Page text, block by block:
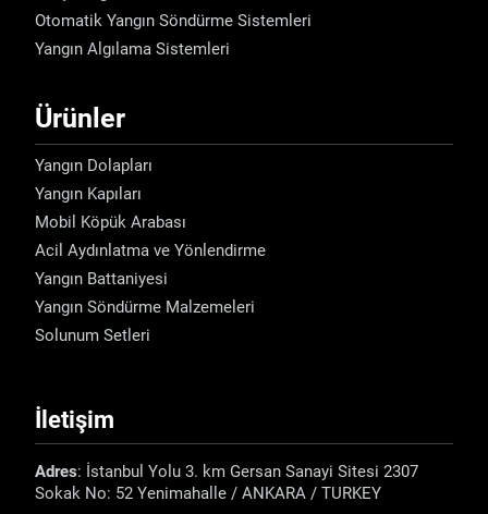
Otomatik Yangın Söndürme Sistemleri
Yangın Algılama Sistemleri
Ürünler
Yangın Dolapları
Yangın Kapıları
Mobil Köpük Arabası
Acil Aydınlatma ve Yönlendirme
Yangın Battaniyesi
Yangın Söndürme Malzemeleri
Solunum Setleri
İletişim
Adres: İstanbul Yolu 3. km Gersan Sanayi Sitesi 2307
Sokak No: 52 Yenimahalle / ANKARA / TURKEY